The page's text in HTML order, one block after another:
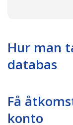
Hur man
databas
Få
konto